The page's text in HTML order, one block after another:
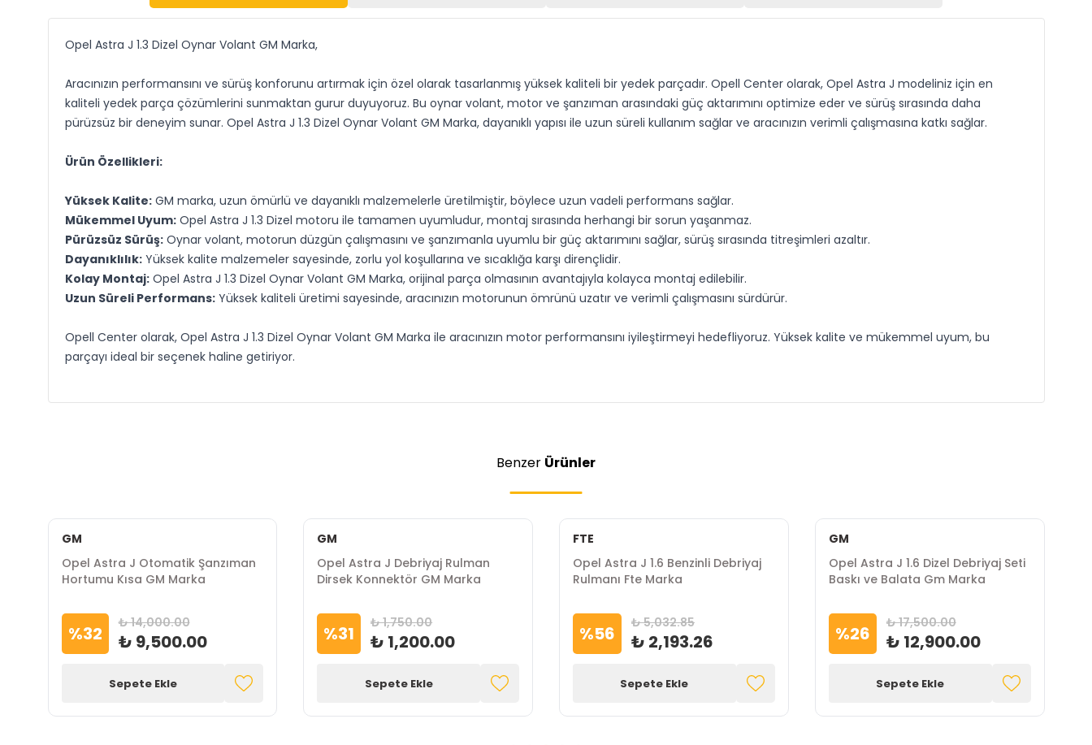
Opel Astra J 1.3 Dizel Oynar Volant GM Marka,
Aracınızın performansını ve sürüş konforunu artırmak için özel olarak tasarlanmış yüksek kaliteli bir yedek parçadır. Opell Center olarak, Opel Astra J modeliniz için en
kaliteli yedek parça çözümlerini sunmaktan gurur duyuyoruz. Bu oynar volant, motor ve şanzıman arasındaki güç aktarımını optimize eder ve sürüş sırasında daha
pürüzsüz bir deneyim sunar. Opel Astra J 1.3 Dizel Oynar Volant GM Marka, dayanıklı yapısı ile uzun süreli kullanım sağlar ve aracınızın verimli çalışmasına katkı sağlar.
Ürün Özellikleri:
Yüksek Kalite:GM marka, uzun ömürlü ve dayanıklı malzemelerle üretilmiştir, böylece uzun vadeli performans sağlar.
Mükemmel Uyum:Opel Astra J 1.3 Dizel motoru ile tamamen uyumludur, montaj sırasında herhangi bir sorun yaşanmaz.
Pürüzsüz Sürüş:Oynar volant, motorun düzgün çalışmasını ve şanzımanla uyumlu bir güç aktarımını sağlar, sürüş sırasında titreşimleri azaltır.
Dayanıklılık:Yüksek kalite malzemeler sayesinde, zorlu yol koşullarına ve sıcaklığa karşı dirençlidir.
Kolay Montaj:Opel Astra J 1.3 Dizel Oynar Volant GM Marka, orijinal parça olmasının avantajıyla kolayca montaj edilebilir.
Uzun Süreli Performans:Yüksek kaliteli üretimi sayesinde, aracınızın motorunun ömrünü uzatır ve verimli çalışmasını sürdürür.
Opell Center olarak, Opel Astra J 1.3 Dizel Oynar Volant GM Marka ile aracınızın motor performansını iyileştirmeyi hedefliyoruz. Yüksek kalite ve mükemmel uyum, bu
parçayı ideal bir seçenek haline getiriyor.
Benzer Ürünler
GM
Opel Astra J Otomatik Şanzıman
Hortumu Kısa GM Marka
%32 ₺ 14,000.00
₺ 9,500.00
Sepete Ekle
GM
Opel Astra J Debriyaj Rulman
Dirsek Konnektör GM Marka
%31 ₺ 1,750.00
₺ 1,200.00
Sepete Ekle
FTE
Opel Astra J 1.6 Benzinli Debriyaj
Rulmanı Fte Marka
%56 ₺ 5,032.85
₺ 2,193.26
Sepete Ekle
GM
Opel Astra J 1.6 Dizel Debriyaj Seti
Baskı ve Balata Gm Marka
%26 ₺ 17,500.00
₺ 12,900.00
Sepete Ekle